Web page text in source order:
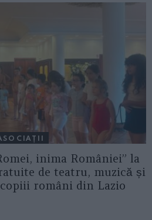
inima României” la
de teatru, muzică și
români din Lazio